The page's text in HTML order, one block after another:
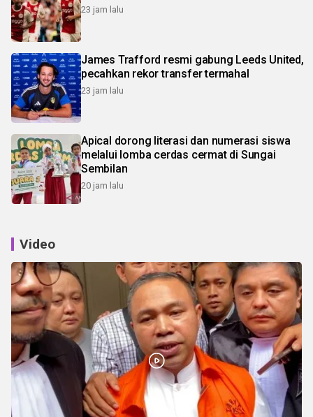
23 jam lalu
James Trafford resmi gabung Leeds United,
pecahkan rekor transfer termahal
23 jam lalu
Apical dorong literasi dan numerasi siswa
melalui lomba cerdas cermat di Sungai
Sembilan
20 jam lalu
Video